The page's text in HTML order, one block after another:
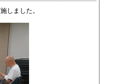
しました。